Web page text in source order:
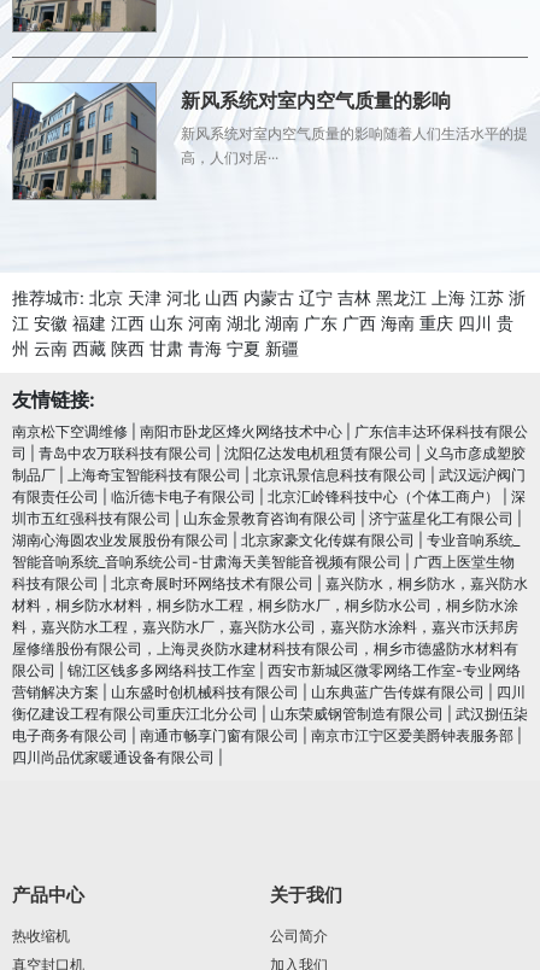
新风系统对室内空气质量的影响
新风系统对室内空气质量的影响随着人们生活水平的提
高，人们对居···
推荐城市: 北京 天津 河北 山西 内蒙古 辽宁 吉林 黑龙江 上海 江苏 浙
江 安徽 福建 江西 山东 河南 湖北 湖南 广东 广西 海南 重庆 四川 贵
州 云南 西藏 陕西 甘肃 青海 宁夏 新疆
友情链接:
南京松下空调维修 南阳市卧龙区烽火网络技术中心
广东信丰达环保科技有限公
司
青岛中农万联科技有限公司 沈阳亿达发电机租赁有限公司
义乌市彦成塑胶
制品厂
上海奇宝智能科技有限公司 北京讯景信息科技有限公司
武汉远沪阀门
有限责任公司
临沂德卡电子有限公司 北京汇岭锋科技中心（个体工商户）
深
圳市五红强科技有限公司
山东金景教育咨询有限公司 济宁蓝星化工有限公司
湖南心海圆农业发展股份有限公司
北京家豪文化传媒有限公司
专业音响系统_
智能音响系统_音响系统公司-甘肃海天美智能音视频有限公司
广西上医堂生物
科技有限公司
北京奇展时环网络技术有限公司
嘉兴防水，桐乡防水，嘉兴防水
材料，桐乡防水材料，桐乡防水工程，桐乡防水厂，桐乡防水公司，桐乡防水涂
料，嘉兴防水工程，嘉兴防水厂，嘉兴防水公司，嘉兴防水涂料，嘉兴市沃邦房
屋修缮股份有限公司，上海灵炎防水建材科技有限公司，桐乡市德盛防水材料有
限公司
锦江区钱多多网络科技工作室
西安市新城区微零网络工作室-专业网络
营销解决方案
山东盛时创机械科技有限公司 山东典蓝广告传媒有限公司
四川
衡亿建设工程有限公司重庆江北分公司
山东荣威钢管制造有限公司
武汉捌伍柒
电子商务有限公司
南通市畅享门窗有限公司 南京市江宁区爱美爵钟表服务部
四川尚品优家暖通设备有限公司
产品中心
热收缩机
真空封口机
关于我们
公司简介
加入我们